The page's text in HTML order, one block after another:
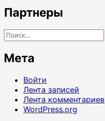
Партнеры
Найти:
Мета
Войти
Лента записей
Лента комментариев
WordPress.org